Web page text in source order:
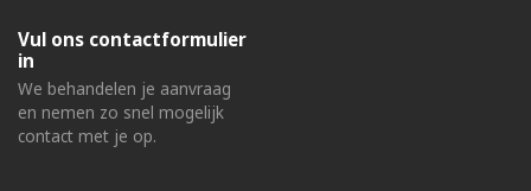
Vul ons contactformulier
in
We behandelen je aanvraag
en nemen zo snel mogelijk
contact met je op.